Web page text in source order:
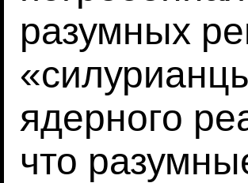
разумных
ядерного
что